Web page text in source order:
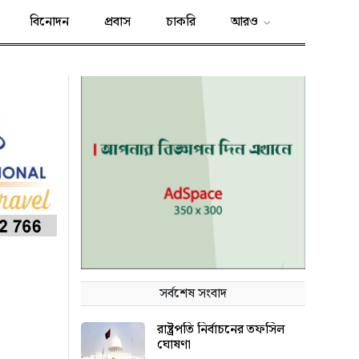
বিনোদন প্রবাস চাকরি আরও
সর্বশেষ সংবাদ
রাষ্ট্রপতি নির্বাচনের তফসিল
ঘোষণা